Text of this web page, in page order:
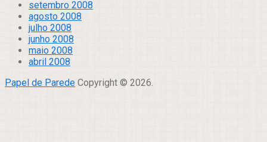
setembro 2008
agosto 2008
julho 2008
junho 2008
maio 2008
abril 2008
Papel de Parede Copyright © 2026.